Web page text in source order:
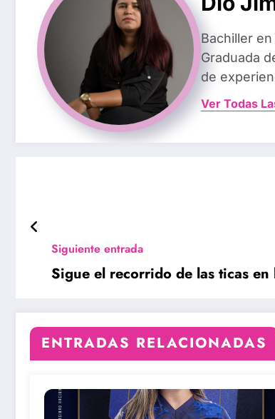
Bachiller
Graduada
de
Ver Todas
Siguiente entrada
Sigue el recorrido de las ticas
ENTRADAS RELACIONADAS